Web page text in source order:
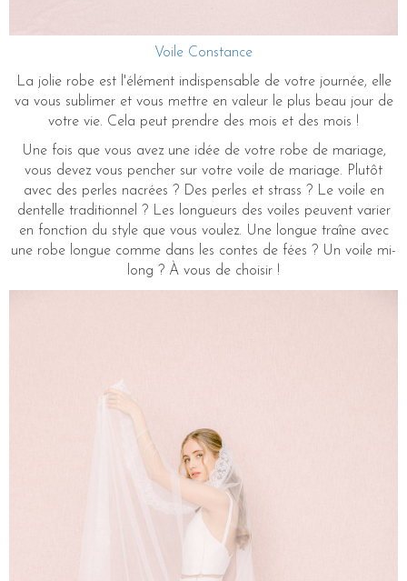
Voile Constance
La jolie robe est l'élément indispensable de votre journée, elle
va vous sublimer et vous mettre en valeur le plus beau jour de
votre vie. Cela peut prendre des mois et des mois !
Une fois que vous avez une idée de votre robe de mariage,
vous devez vous pencher sur votre voile de mariage. Plutôt
avec des perles nacrées ? Des perles et strass ? Le voile en
dentelle traditionnel ? Les longueurs des voiles peuvent varier
en fonction du style que vous voulez. Une longue traîne avec
une robe longue comme dans les contes de fées ? Un voile mi-
long ? À vous de choisir !